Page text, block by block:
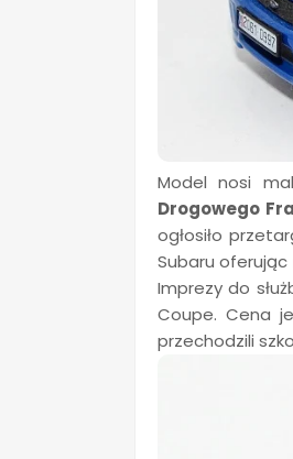
Model nosi
Drogowego
ogłosiło
Subaru
Imprezy do
Coupe. Cena
przechodzili